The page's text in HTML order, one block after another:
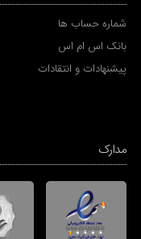
شماره حساب ها
بانک اس ام اس
پیشنهادات و انتقادات
مدارک